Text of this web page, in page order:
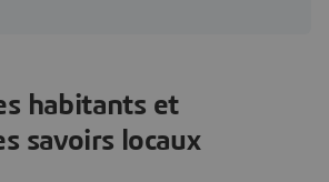
habitants et
savoirs locaux